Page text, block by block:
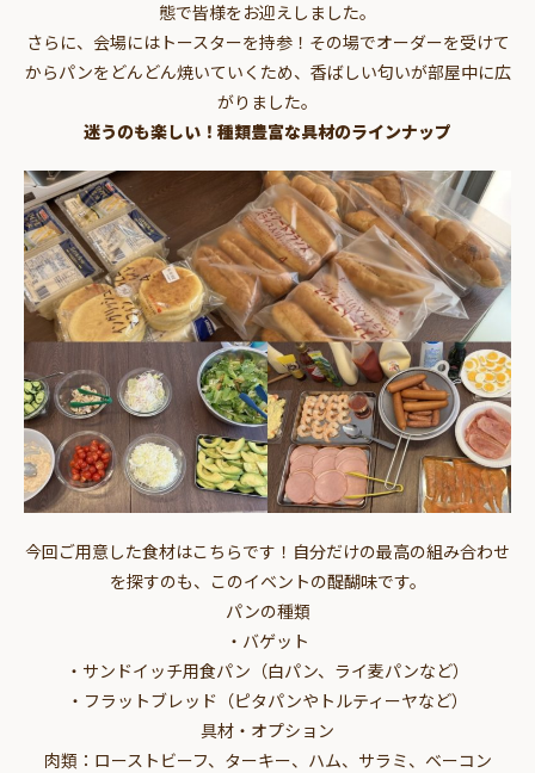
態で皆様をお迎えしました。
さらに、会場にはトースターを持参！その場でオーダーを受けて
からパンをどんどん焼いていくため、香ばしい匂いが部屋中に広
がりました。
迷うのも楽しい！種類豊富な具材のラインナップ
今回ご用意した食材はこちらです！自分だけの最高の組み合わせ
を探すのも、このイベントの醍醐味です。
パンの種類
・バゲット
・サンドイッチ用食パン（白パン、ライ麦パンなど）
・フラットブレッド（ピタパンやトルティーヤなど）
具材・オプション
肉類：ローストビーフ、ターキー、ハム、サラミ、ベーコン